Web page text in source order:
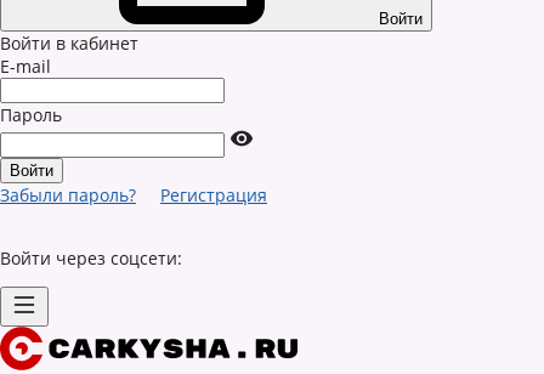
Войти
Войти в кабинет
E-mail
Пароль
Забыли пароль? Регистрация
Войти через соцсети: